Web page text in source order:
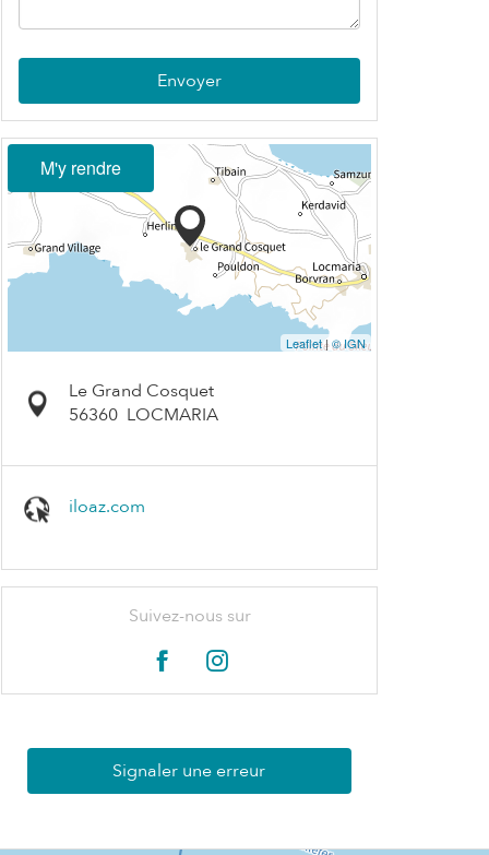
Envoyer
M'y rendre
Leaflet|© IGN
Le Grand Cosquet
56360 LOCMARIA
iloaz.com
Suivez-nous sur
Signaler une erreur